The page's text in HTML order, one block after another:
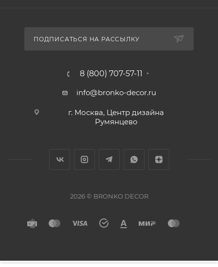
ПОДПИСАТЬСЯ НА РАССЫЛКУ
8 (800) 707-57-11
info@bronko-decor.ru
г. Москва, Центр дизайна
Румянцево
2026 © BRONKO DECOR